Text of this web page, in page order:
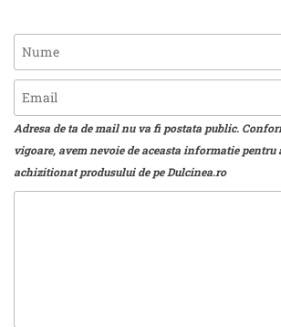
Adresa de ta de mail nu va fi postata public.
vigoare, avem nevoie de aceasta informatie pentru
achizitionat produsului de pe Dulcinea.ro